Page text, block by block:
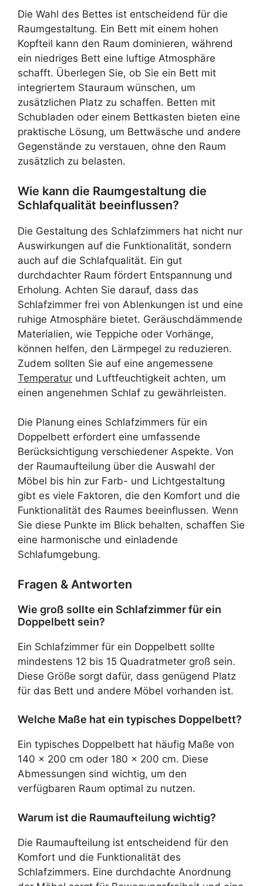
Die Wahl des Bettes ist entscheidend für die
Raumgestaltung. Ein Bett mit einem hohen
Kopfteil kann den Raum dominieren, während
ein niedriges Bett eine luftige Atmosphäre
schafft. Überlegen Sie, ob Sie ein Bett mit
integriertem Stauraum wünschen, um
zusätzlichen Platz zu schaffen. Betten mit
Schubladen oder einem Bettkasten bieten eine
praktische Lösung, um Bettwäsche und andere
Gegenstände zu verstauen, ohne den Raum
zusätzlich zu belasten.
Wie kann die Raumgestaltung die
Schlafqualität beeinflussen?
Die Gestaltung des Schlafzimmers hat nicht nur
Auswirkungen auf die Funktionalität, sondern
auch auf die Schlafqualität. Ein gut
durchdachter Raum fördert Entspannung und
Erholung. Achten Sie darauf, dass das
Schlafzimmer frei von Ablenkungen ist und eine
ruhige Atmosphäre bietet. Geräuschdämmende
Materialien, wie Teppiche oder Vorhänge,
können helfen, den Lärmpegel zu reduzieren.
Zudem sollten Sie auf eine angemessene
Temperatur und Luftfeuchtigkeit achten, um
einen angenehmen Schlaf zu gewährleisten.
Die Planung eines Schlafzimmers für ein
Doppelbett erfordert eine umfassende
Berücksichtigung verschiedener Aspekte. Von
der Raumaufteilung über die Auswahl der
Möbel bis hin zur Farb- und Lichtgestaltung
gibt es viele Faktoren, die den Komfort und die
Funktionalität des Raumes beeinflussen. Wenn
Sie diese Punkte im Blick behalten, schaffen Sie
eine harmonische und einladende
Schlafumgebung.
Fragen & Antworten
Wie groß sollte ein Schlafzimmer für ein
Doppelbett sein?
Ein Schlafzimmer für ein Doppelbett sollte
mindestens 12 bis 15 Quadratmeter groß sein.
Diese Größe sorgt dafür, dass genügend Platz
für das Bett und andere Möbel vorhanden ist.
Welche Maße hat ein typisches Doppelbett?
Ein typisches Doppelbett hat häufig Maße von
140 x 200 cm oder 180 x 200 cm. Diese
Abmessungen sind wichtig, um den
verfügbaren Raum optimal zu nutzen.
Warum ist die Raumaufteilung wichtig?
Die Raumaufteilung ist entscheidend für den
Komfort und die Funktionalität des
Schlafzimmers. Eine durchdachte Anordnung